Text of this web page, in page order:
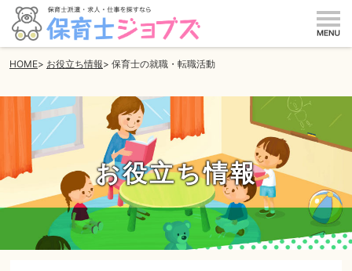
HOME お役立ち情報 保育士の就職・転職活動
お役立ち情報